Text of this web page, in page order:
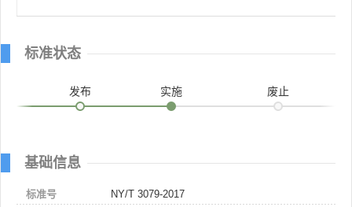
标准状态
发布 实施 废止
基础信息
标准号
NY/T 3079-2017